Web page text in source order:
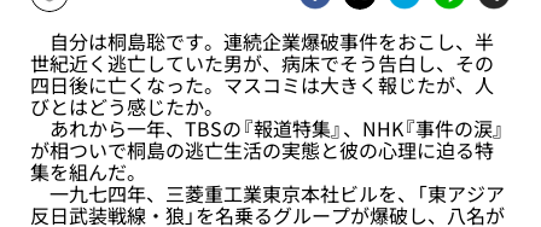
自分は桐島聡です。連続企業爆破事件をおこし、半
世紀近く逃亡していた男が、病床でそう告白し、その
四日後に亡くなった。マスコミは大きく報じたが、人
びとはどう感じたか。
あれから一年、TBSの『報道特集』、NHK『事件の涙』
が相ついで桐島の逃亡生活の実態と彼の心理に迫る特
集を組んだ。
一九七四年、三菱重工業東京本社ビルを、「東アジア
反日武装戦線・狼」を名乗るグループが爆破し、八名が